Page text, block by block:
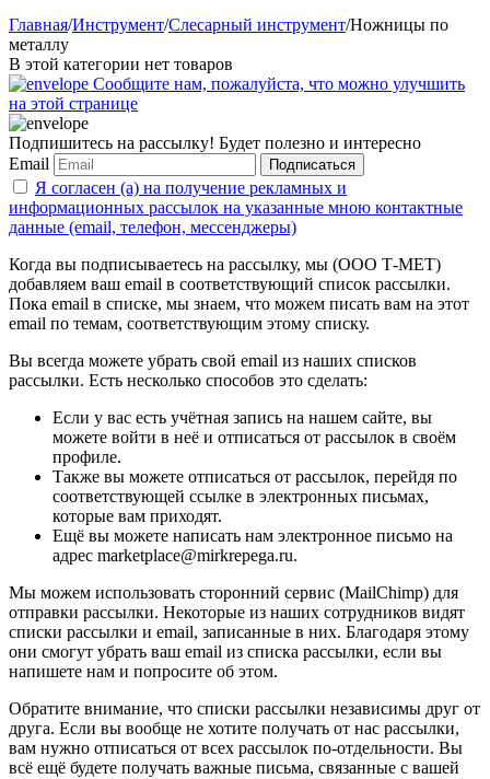
Главная/Инструмент/Слесарный инструмент/Ножницы по
металлу
В этой категории нет товаров
Сообщите нам, пожалуйста, что можно улучшить
на этой странице
Подпишитесь на рассылку! Будет полезно и интересно
Email
Подписаться
Я согласен (а) на получение рекламных и
информационных рассылок на указанные мною контактные
данные (email, телефон, мессенджеры)
Когда вы подписываетесь на рассылку, мы (ООО Т-МЕТ)
добавляем ваш email в соответствующий список рассылки.
Пока email в списке, мы знаем, что можем писать вам на этот
email по темам, соответствующим этому списку.
Вы всегда можете убрать свой email из наших списков
рассылки. Есть несколько способов это сделать:
Если у вас есть учётная запись на нашем сайте, вы
можете войти в неё и отписаться от рассылок в своём
профиле.
Также вы можете отписаться от рассылок, перейдя по
соответствующей ссылке в электронных письмах,
которые вам приходят.
Ещё вы можете написать нам электронное письмо на
адрес marketplace@mirkrepega.ru.
Мы можем использовать сторонний сервис (MailChimp) для
отправки рассылки. Некоторые из наших сотрудников видят
списки рассылки и email, записанные в них. Благодаря этому
они смогут убрать ваш email из списка рассылки, если вы
напишете нам и попросите об этом.
Обратите внимание, что списки рассылки независимы друг от
друга. Если вы вообще не хотите получать от нас рассылки,
вам нужно отписаться от всех рассылок по-отдельности. Вы
всё ещё будете получать важные письма, связанные с вашей